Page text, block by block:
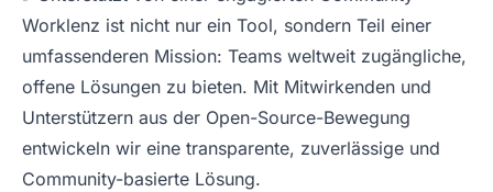
Worklenz ist nicht nur ein Tool, sondern Teil einer
umfassenderen Mission: Teams weltweit zugängliche,
offene Lösungen zu bieten. Mit Mitwirkenden und
Unterstützern aus der Open-Source-Bewegung
entwickeln wir eine transparente, zuverlässige und
Community-basierte Lösung.